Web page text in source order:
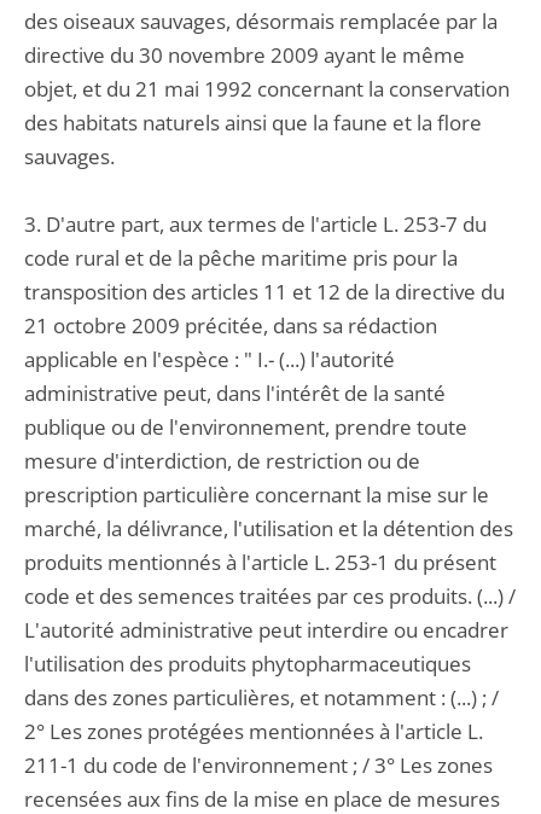
des oiseaux sauvages, désormais remplacée par la
directive du 30 novembre 2009 ayant le même
objet, et du 21 mai 1992 concernant la conservation
des habitats naturels ainsi que la faune et la flore
sauvages.
3. D'autre part, aux termes de l'article L. 253-7 du
code rural et de la pêche maritime pris pour la
transposition des articles 11 et 12 de la directive du
21 octobre 2009 précitée, dans sa rédaction
applicable en l'espèce : " I.- (...) l'autorité
administrative peut, dans l'intérêt de la santé
publique ou de l'environnement, prendre toute
mesure d'interdiction, de restriction ou de
prescription particulière concernant la mise sur le
marché, la délivrance, l'utilisation et la détention des
produits mentionnés à l'article L. 253-1 du présent
code et des semences traitées par ces produits. (...) /
L'autorité administrative peut interdire ou encadrer
l'utilisation des produits phytopharmaceutiques
dans des zones particulières, et notamment : (...) ; /
2° Les zones protégées mentionnées à l'article L.
211-1 du code de l'environnement ; / 3° Les zones
recensées aux fins de la mise en place de mesures